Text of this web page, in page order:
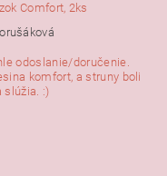
Comfort, 2ks
odoslanie/doručenie.
komfort, a struny boli
slúžia. :)